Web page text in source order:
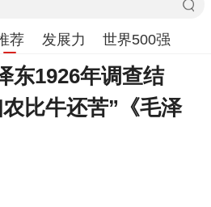
荐 发展力 世界500强
东1926年调查结
比牛还苦”《毛泽